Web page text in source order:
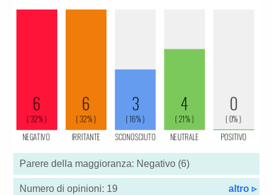
Parere della maggioranza: Negativo (6)
Numero di opinioni: 19 altro ▹